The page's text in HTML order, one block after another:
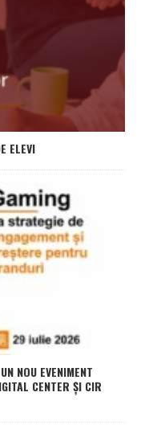
ELEVI
NOU EVENIMENT
CENTER ȘI CIR